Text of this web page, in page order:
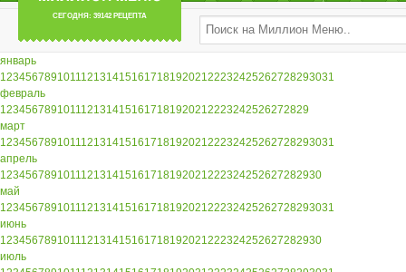
СЕГОДНЯ: 39142 РЕЦЕПТА
январь
12345678910111213141516171819202122232425262728293031
февраль
1234567891011121314151617181920212223242526272829
март
12345678910111213141516171819202122232425262728293031
апрель
123456789101112131415161718192021222324252627282930
май
12345678910111213141516171819202122232425262728293031
июнь
123456789101112131415161718192021222324252627282930
июль